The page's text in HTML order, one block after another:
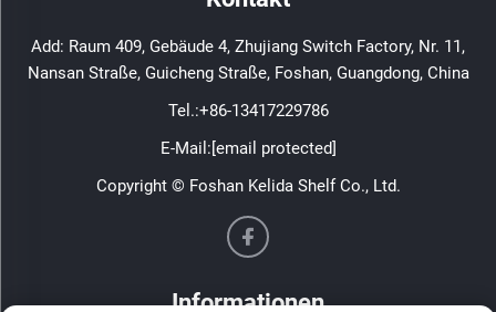
Add: Raum 409, Gebäude 4, Zhujiang Switch Factory, Nr. 11,
Nansan Straße, Guicheng Straße, Foshan, Guangdong, China
Tel.:+86-13417229786
E-Mail: [email protected]
Copyright © Foshan Kelida Shelf Co., Ltd.
Informationen